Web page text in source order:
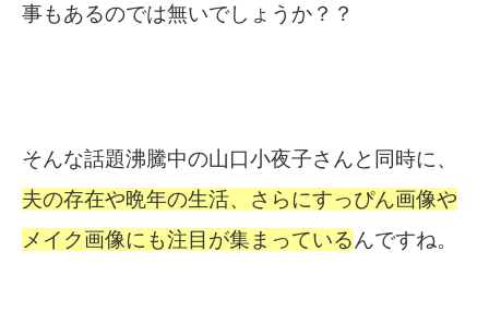
事もあるのでは無いでしょうか？？
そんな話題沸騰中の山口小夜子さんと同時に、
夫の存在や晩年の生活、さらにすっぴん画像や
メイク画像にも注目が集まっているんですね。